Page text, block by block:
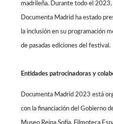
madrileña. Durante todo el
Documenta Madrid ha estado
la inclusión en su programación
de pasadas ediciones del festival.
Entidades patrocinadoras y
Documenta Madrid 2023 está
con la financiación del Gobierno